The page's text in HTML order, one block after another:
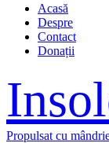
Acasă
Despre
Contact
Donații
Propulsat cu